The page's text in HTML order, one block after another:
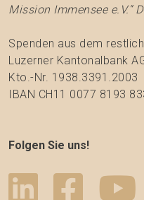
Mission Immensee e.V.“
Spenden aus dem
Luzerner Kantonalbank
Kto.-Nr. 1938.3391.2003
IBAN CH11 0077 8193
Folgen Sie uns!